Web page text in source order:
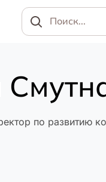
Найти
по развитию